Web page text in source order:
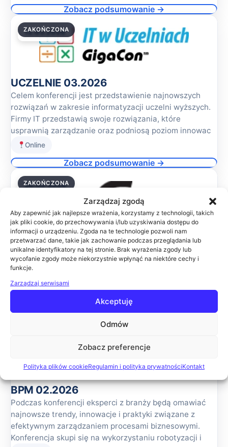
Zarządzaj zgodą
Aby zapewnić jak najlepsze wrażenia, korzystamy z technologii, takich
jak pliki cookie, do przechowywania i/lub uzyskiwania dostępu do
informacji o urządzeniu. Zgoda na te technologie pozwoli nam
przetwarzać dane, takie jak zachowanie podczas przeglądania lub
unikalne identyfikatory na tej stronie. Brak wyrażenia zgody lub
wycofanie zgody może niekorzystnie wpłynąć na niektóre cechy i
funkcje.
Zarządzaj serwisami
Akceptuję
Odmów
Zobacz preferencje
Polityka plików cookieRegulamin i polityka prywatnościKontakt
Zobacz podsumowanie →
12.03.2026
ZAKOŃCZONA
UCZELNIE 03.2026
Celem konferencji jest przedstawienie najnowszych
rozwiązań w zakresie informatyzacji uczelni wyższych.
Firmy IT przedstawią swoje rozwiązania, które
usprawnią zarządzanie oraz podniosą poziom innowac
Online
Zobacz podsumowanie →
26.02.2026
ZAKOŃCZONA
SŁUŻBA ZDROWIA 02.2026
Celem konferencji jest przedstawienie najnowszych
rozwiązań w zakresie informatyzacji zakładów opieki
zdrowotnej. Podczas wydarzenia wiodące firmy IT
zaprezentują swoje rozwiązania, które pomogą uspra
Zobacz podsumowanie →
BPM 02.2026
Podczas konferencji eksperci z branży będą omawiać
najnowsze trendy, innowacje i praktyki związane z
efektywnym zarządzaniem procesami biznesowymi.
Konferencja skupi się na wykorzystaniu robotyzacji i